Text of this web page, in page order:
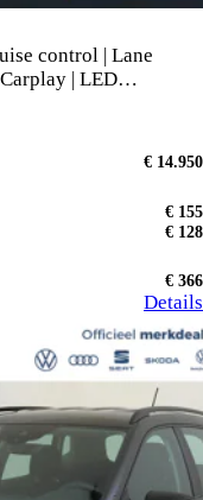
control | Lane
| LED
€ 14.950
€ 155
€ 128
€ 366
Details